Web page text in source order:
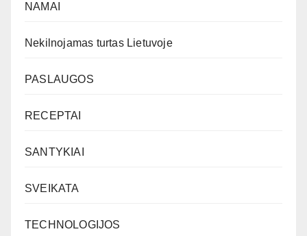
NAMAI
Nekilnojamas turtas Lietuvoje
PASLAUGOS
RECEPTAI
SANTYKIAI
SVEIKATA
TECHNOLOGIJOS